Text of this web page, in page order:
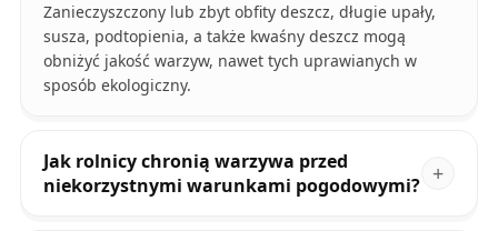
Zanieczyszczony lub zbyt obfity deszcz, długie upały,
susza, podtopienia, a także kwaśny deszcz mogą
obniżyć jakość warzyw, nawet tych uprawianych w
sposób ekologiczny.
Jak rolnicy chronią warzywa przed
niekorzystnymi warunkami pogodowymi?